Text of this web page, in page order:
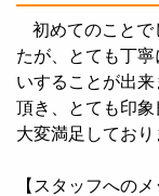
初めてのことで
たが、とても丁
いすることが出
頂き、とても印
大変満足しており
【スタッフへの